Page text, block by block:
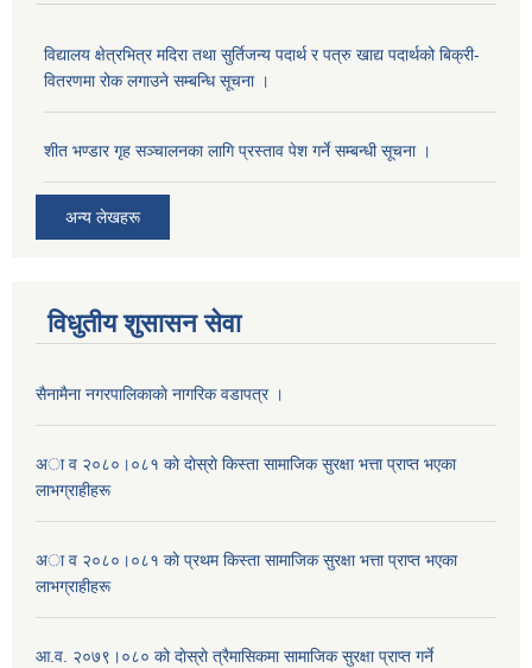
विद्यालय क्षेत्रभित्र मदिरा तथा सुर्तिजन्य पदार्थ र पत्रु खाद्य पदार्थको बिक्री-
वितरणमा रोक लगाउने सम्बन्धि सूचना ।
शीत भण्डार गृह सञ्चालनका लागि प्रस्ताव पेश गर्ने सम्बन्धी सूचना ।
अन्य लेखहरू
विधुतीय शुसासन सेवा
सैनामैना नगरपालिकाकाे नागरिक वडापत्र ।
अा व २०८०।०८१ काे दाेस्राे किस्ता सामाजिक सुरक्षा भत्ता प्राप्त भएका
लाभग्राहीहरू
अा व २०८०।०८१ काे प्रथम किस्ता सामाजिक सुरक्षा भत्ता प्राप्त भएका
लाभग्राहीहरू
आ.व. २०७९।०८० को दाेस्राे त्रैमासिकमा सामाजिक सुरक्षा प्राप्त गर्ने